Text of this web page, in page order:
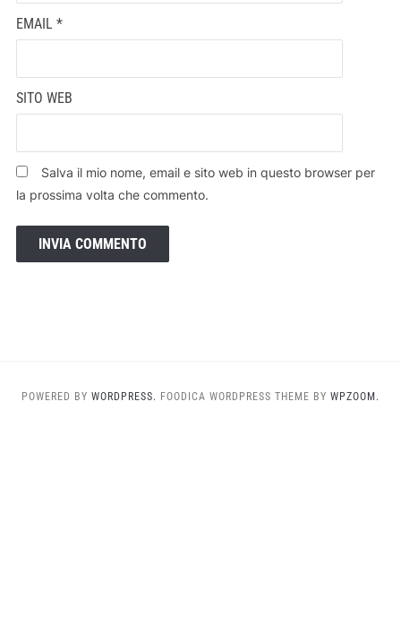
EMAIL *
SITO WEB
Salva il mio nome, email e sito web in questo browser per
la prossima volta che commento.
POWERED BY WORDPRESS. FOODICA WORDPRESS THEME BY WPZOOM.